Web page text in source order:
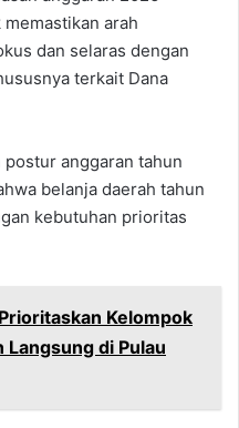
arah
dan selaras dengan
terkait Dana
anggaran tahun
belanja daerah tahun
kebutuhan prioritas
Kelompok
Langsung di Pulau